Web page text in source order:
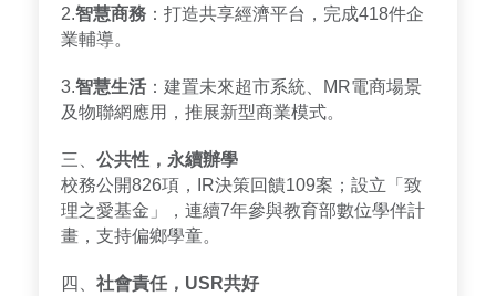
2.智慧商務 ：打造共享經濟平台，完成418件企
業輔導。
3.智慧生活 ：建置未來超市系統、MR電商場景
及物聯網應用，推展新型商業模式。
三、 公共性，永續辦學
校務公開826項，IR決策回饋109案；設立「致
理之愛基金」，連續7年參與教育部數位學伴計
畫，支持偏鄉學童。
四、 社會責任，USR共好